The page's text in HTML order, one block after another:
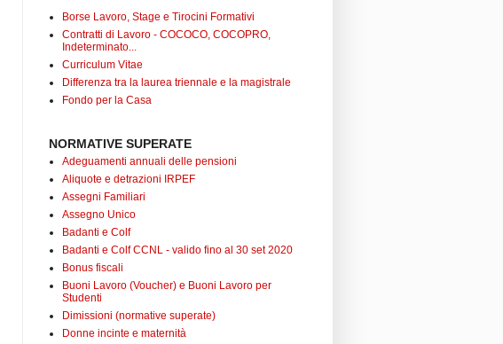
Borse Lavoro, Stage e Tirocini Formativi
Contratti di Lavoro - COCOCO, COCOPRO,
Indeterminato...
Curriculum Vitae
Differenza tra la laurea triennale e la magistrale
Fondo per la Casa
NORMATIVE SUPERATE
Adeguamenti annuali delle pensioni
Aliquote e detrazioni IRPEF
Assegni Familiari
Assegno Unico
Badanti e Colf
Badanti e Colf CCNL - valido fino al 30 set 2020
Bonus fiscali
Buoni Lavoro (Voucher) e Buoni Lavoro per
Studenti
Dimissioni (normative superate)
Donne incinte e maternità